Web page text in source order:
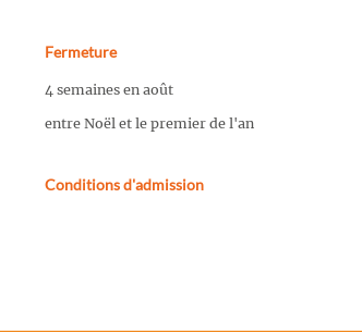
Fermeture
4 semaines en août
entre Noël et le premier de l'an
Conditions d'admission